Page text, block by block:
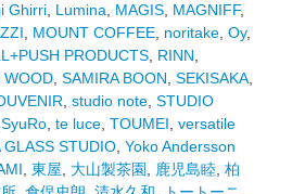
Ghirri, Lumina, MAGIS, MAGNIFF,
, MOUNT COFFEE, noritake, Oy,
PRODUCTS, RINN,
WOOD, SAMIRA BOON, SEKISAKA,
, studio note, STUDIO
SyuRo, te luce, TOUMEI, versatile
GLASS STUDIO, Yoko Andersson
, 東屋, 大山製茶園, 鹿児島睦, 柏